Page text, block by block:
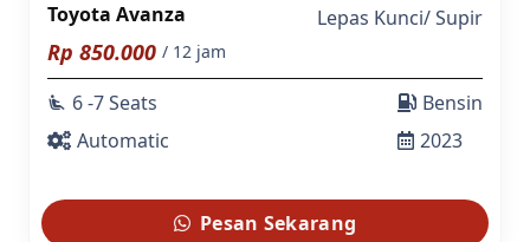
Toyota Avanza Lepas Kunci/Supir
Rp 850.000 / 12 jam
airline_seat_recline_extra 6 -7 Seats
Automatic
Bensin
2023
Pesan Sekarang